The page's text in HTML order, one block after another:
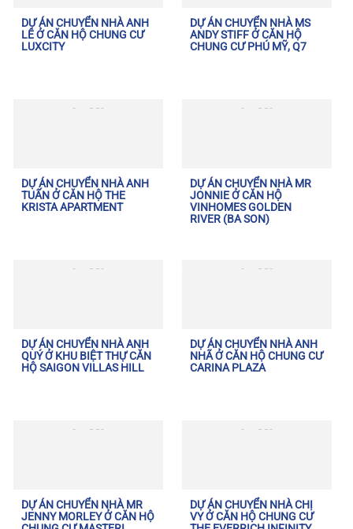
DỰ ÁN CHUYỂN NHÀ ANH
LÊ Ở CĂN HỘ CHUNG CƯ
LUXCITY
DỰ ÁN CHUYỂN NHÀ MS
ANDY STIFF Ở CĂN HỘ
CHUNG CƯ PHÚ MỸ, Q7
DỰ ÁN CHUYỂN NHÀ ANH
TUẤN Ở CĂN HỘ THE
KRISTA APARTMENT
DỰ ÁN CHUYỂN NHÀ MR
JONNIE Ở CĂN HỘ
VINHOMES GOLDEN
RIVER (BA SON)
DỰ ÁN CHUYỂN NHÀ ANH
QUÝ Ở KHU BIỆT THỰ CĂN
HỘ SAIGON VILLAS HILL
DỰ ÁN CHUYỂN NHÀ ANH
NHÃ Ở CĂN HỘ CHUNG CƯ
CARINA PLAZA
DỰ ÁN CHUYỂN NHÀ MR
JENNY MORLEY Ở CĂN HỘ
DỰ ÁN CHUYỂN NHÀ CHỊ
VY Ở CĂN HỘ CHUNG CƯ